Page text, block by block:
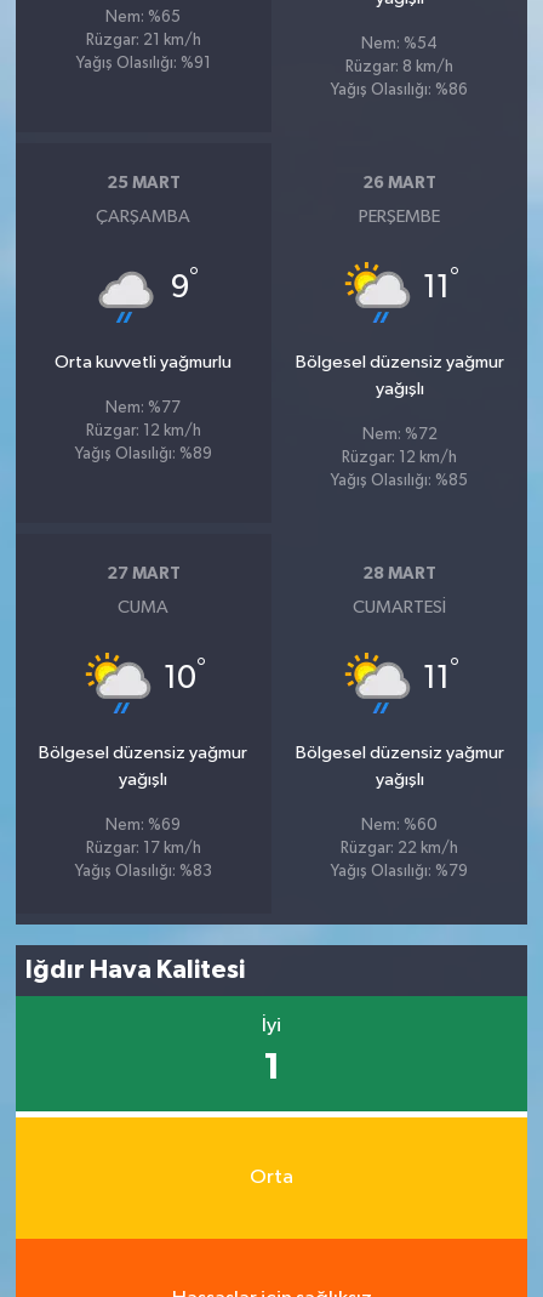
Nem: %65
Rüzgar: 21 km/h
Yağış Olasılığı: %91
Nem: %54
Rüzgar: 8 km/h
Yağış Olasılığı: %86
25 MART
ÇARŞAMBA
9°
Orta kuvvetli yağmurlu
Nem: %77
Rüzgar: 12 km/h
Yağış Olasılığı: %89
26 MART
PERŞEMBE
11 °
Bölgesel düzensiz yağmur
yağışlı
Nem: %72
Rüzgar: 12 km/h
Yağış Olasılığı: %85
27 MART
CUMA
10°
Bölgesel düzensiz yağmur
yağışlı
Nem: %69
Rüzgar: 17 km/h
Yağış Olasılığı: %83
28 MART
CUMARTESI
11 °
Bölgesel düzensiz yağmur
yağışlı
Nem: %60
Rüzgar: 22 km/h
Yağış Olasılığı: %79
Iğdır Hava Kalitesi
İyi
1
Orta